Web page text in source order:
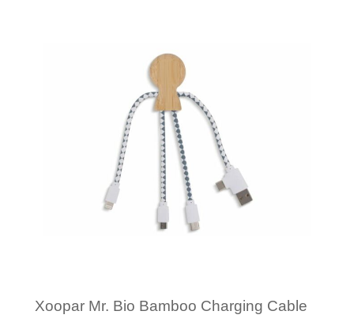
Xoopar Mr. Bio Bamboo Charging Cable